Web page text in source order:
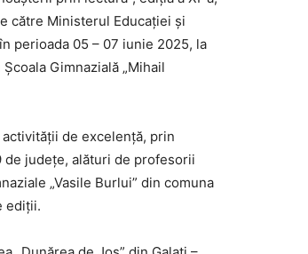
către Ministerul Educației și
perioada 05 – 07 iunie 2025, la
Gimnazială „Mihail
de excelență, prin
județe, alături de profesorii
„Vasile Burlui” din comuna
ediții.